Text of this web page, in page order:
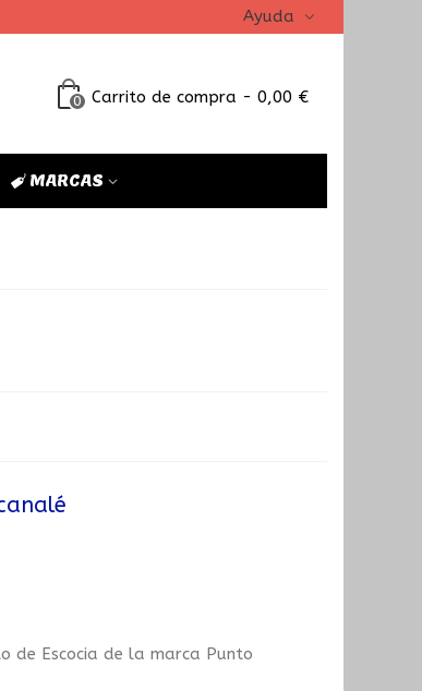
Ayuda
0 Carrito de compra - 0,00 €
MARCAS
de Escocia de la marca Punto